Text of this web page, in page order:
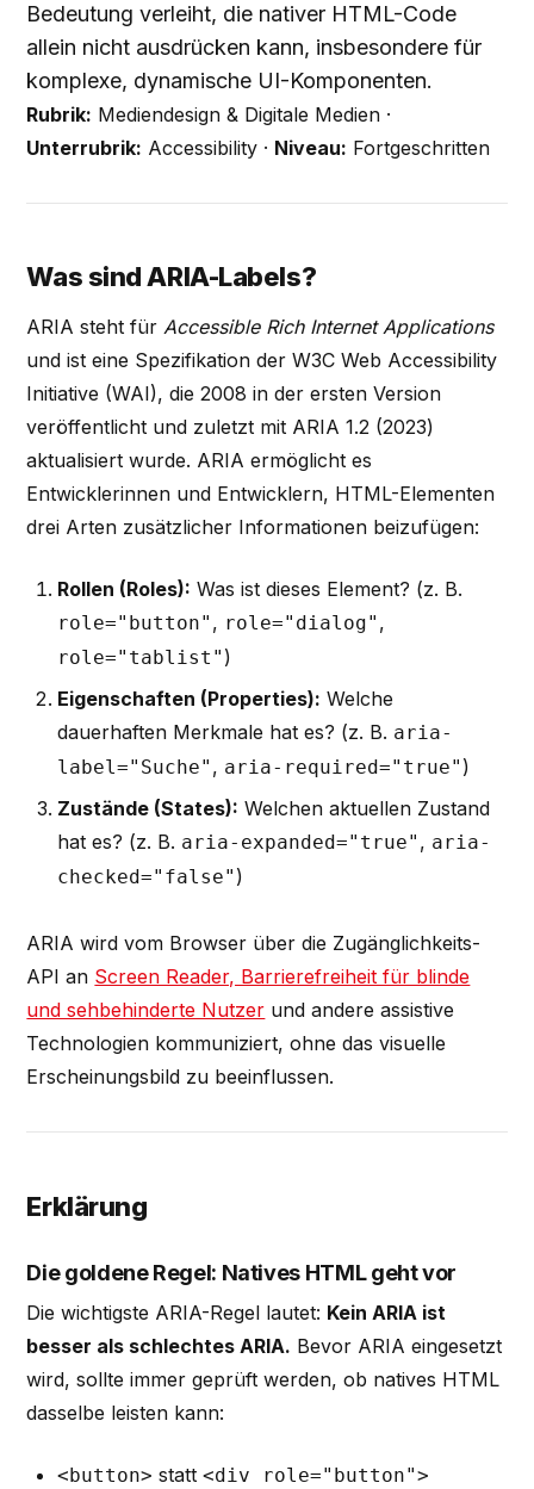
Bedeutung verleiht, die nativer HTML-Code
allein nicht ausdrücken kann, insbesondere für
komplexe, dynamische UI-Komponenten.
Rubrik: Mediendesign & Digitale Medien ·
Unterrubrik: Accessibility · Niveau: Fortgeschritten
Was sind ARIA-Labels?
ARIA steht für Accessible Rich Internet Applications
und ist eine Spezifikation der W3C Web Accessibility
Initiative (WAI), die 2008 in der ersten Version
veröffentlicht und zuletzt mit ARIA 1.2 (2023)
aktualisiert wurde. ARIA ermöglicht es
Entwicklerinnen und Entwicklern, HTML-Elementen
drei Arten zusätzlicher Informationen beizufügen:
Rollen (Roles): Was ist dieses Element? (z. B.
role="button" , role="dialog" ,
role="tablist" )
Eigenschaften (Properties): Welche
dauerhaften Merkmale hat es? (z. B. aria-
label="Suche" , aria-required="true" )
Zustände (States): Welchen aktuellen Zustand
hat es? (z. B. aria-expanded="true" , aria-
checked="false" )
ARIA wird vom Browser über die Zugänglichkeits-
API an Screen Reader, Barrierefreiheit für blinde
und sehbehinderte Nutzer und andere assistive
Technologien kommuniziert, ohne das visuelle
Erscheinungsbild zu beeinflussen.
Erklärung
Die goldene Regel: Natives HTML geht vor
Die wichtigste ARIA-Regel lautet: Kein ARIA ist
besser als schlechtes ARIA. Bevor ARIA eingesetzt
wird, sollte immer geprüft werden, ob natives HTML
dasselbe leisten kann:
<button> statt <div role="button">